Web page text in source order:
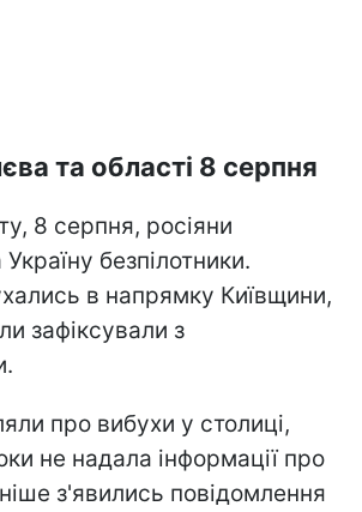
та області 8 серпня
8 серпня, росіяни
безпілотники.
в напрямку Київщини,
зафіксували з
про вибухи у столиці,
не надала інформації про
з'явились повідомлення